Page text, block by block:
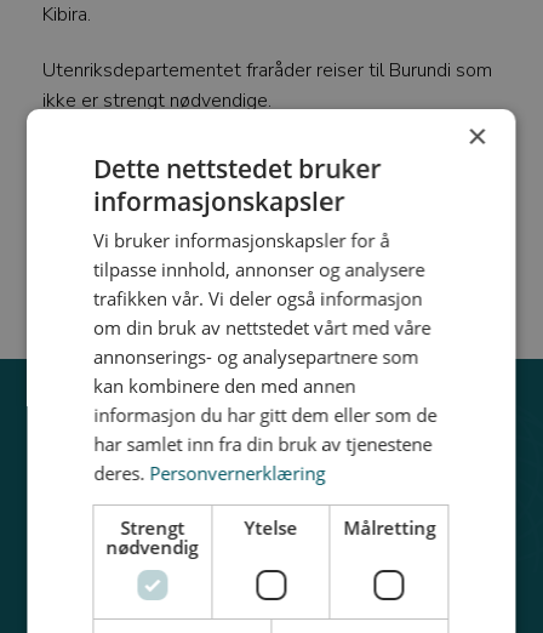
Kibira.
Utenriksdepartementet fraråder reiser til Burundi som
ikke er strengt nødvendige.
Få pris på forsikring
×
Dette nettstedet bruker
informasjonskapsler
Vi bruker informasjonskapsler for å
tilpasse innhold, annonser og analysere
trafikken vår. Vi deler også informasjon
om din bruk av nettstedet vårt med våre
annonserings- og analysepartnere som
kan kombinere den med annen
informasjon du har gitt dem eller som de
har samlet inn fra din bruk av tjenestene
deres. Personvernerklæring
Strengt
nødvendig
Ytelse Målretting